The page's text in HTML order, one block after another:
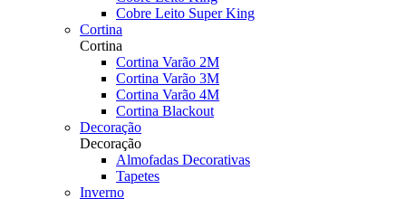
Cobre Leito Super King
Cortina
Cortina
Cortina Varão 2M
Cortina Varão 3M
Cortina Varão 4M
Cortina Blackout
Decoração
Decoração
Almofadas Decorativas
Tapetes
Inverno